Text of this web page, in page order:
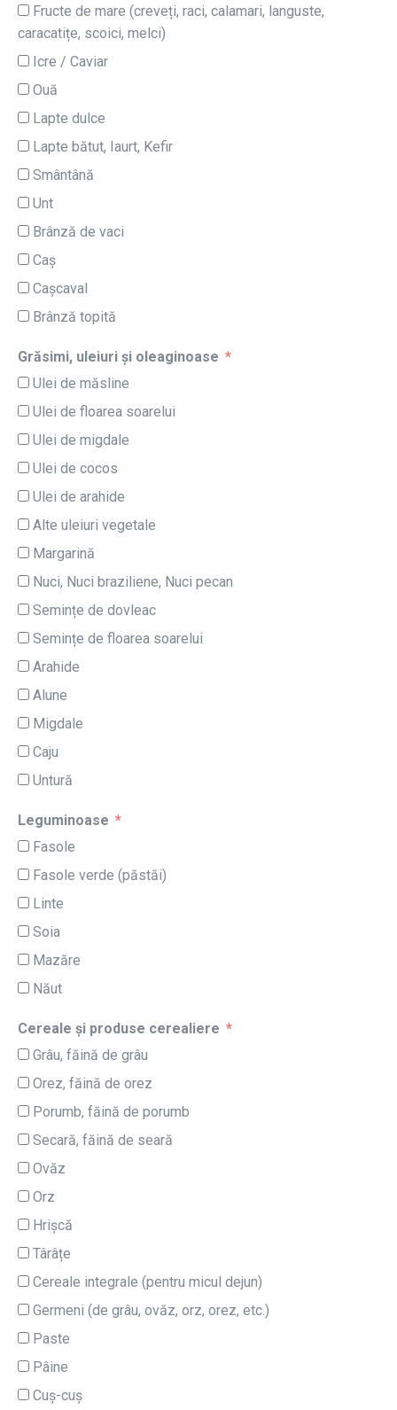
Fructe de mare (creveți, raci, calamari, languste,
caracatițe, scoici, melci)
Icre / Caviar
Ouă
Lapte dulce
Lapte bătut, Iaurt, Kefir
Smântână
Unt
Brânză de vaci
Caș
Cașcaval
Brânză topită
Grăsimi, uleiuri și oleaginoase
Ulei de măsline
Ulei de floarea soarelui
Ulei de migdale
Ulei de cocos
Ulei de arahide
Alte uleiuri vegetale
Margarină
Nuci, Nuci braziliene, Nuci pecan
Semințe de dovleac
Semințe de floarea soarelui
Arahide
Alune
Migdale
Caju
Untură
Leguminoase
Fasole
Fasole verde (păstăi)
Linte
Soia
Mazăre
Năut
Cereale și produse cerealiere
Grâu, făină de grâu
Orez, făină de orez
Porumb, făină de porumb
Secară, făină de seară
Ovăz
Orz
Hrișcă
Târâțe
Cereale integrale (pentru micul dejun)
Germeni (de grâu, ovăz, orz, orez, etc.)
Paste
Pâine
Cuș-cuș